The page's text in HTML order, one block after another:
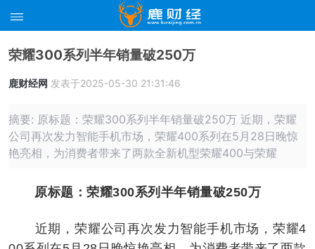
荣耀300系列半年销量破250万
鹿财经网 发表于2025-05-30 21:31:46
摘要: 原标题：荣耀300系列半年销量破250万 近期，荣耀
公司再次发力智能手机市场，荣耀400系列在5月28日晚惊
艳亮相，为消费者带来了两款全新机型荣耀400与荣耀
原标题：荣耀300系列半年销量破250万
近期，荣耀公司再次发力智能手机市场，荣耀4